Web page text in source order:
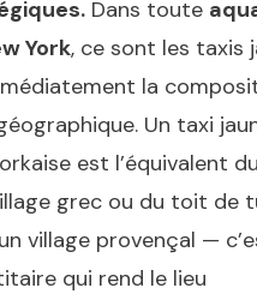
Dans toute
York, ce sont les taxis
la
Un taxi
est l’équivalent
grec ou du toit de
village provençal —
qui rend le lieu